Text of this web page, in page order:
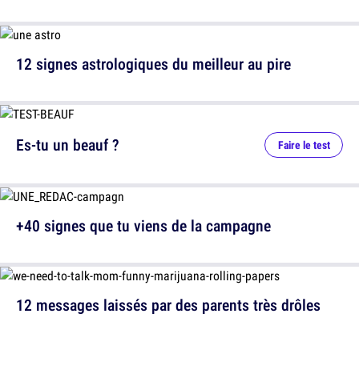
12 signes astrologiques du meilleur au pire
12 messages laissés par des parents très drôles
Es-tu un beauf ? Faire le test
+40 signes que tu viens de la campagne